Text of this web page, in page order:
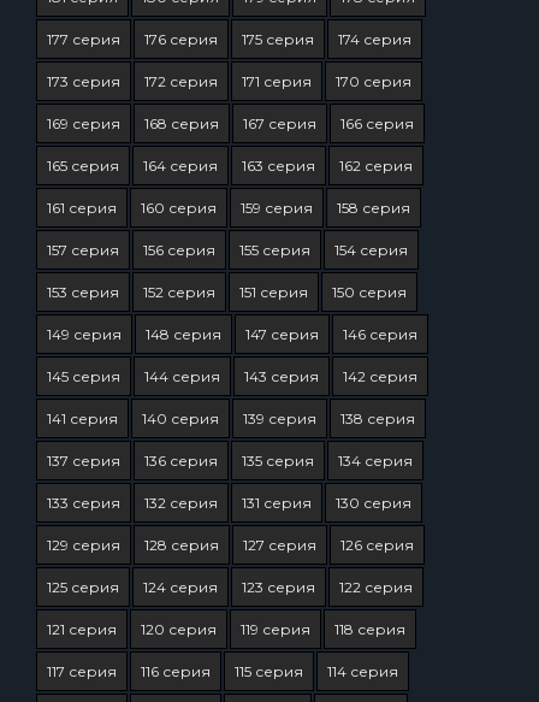
177 серия 176 серия 175 серия 174 серия
173 серия 172 серия 171 серия 170 серия
169 серия 168 серия 167 серия 166 серия
165 серия 164 серия 163 серия 162 серия
161 серия 160 серия 159 серия 158 серия
157 серия 156 серия 155 серия 154 серия
153 серия 152 серия 151 серия 150 серия
149 серия 148 серия 147 серия 146 серия
145 серия 144 серия 143 серия 142 серия
141 серия 140 серия 139 серия 138 серия
137 серия 136 серия 135 серия 134 серия
133 серия 132 серия 131 серия 130 серия
129 серия 128 серия 127 серия 126 серия
125 серия 124 серия 123 серия 122 серия
121 серия 120 серия 119 серия 118 серия
117 серия 116 серия 115 серия 114 серия